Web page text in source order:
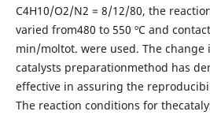
C4H10/O2/N2 = 8/12/80, the
varied from480 to 550 ºC and
min/moltot. were used. The
catalysts preparationmethod has
effective in assuring the
The reaction conditions for